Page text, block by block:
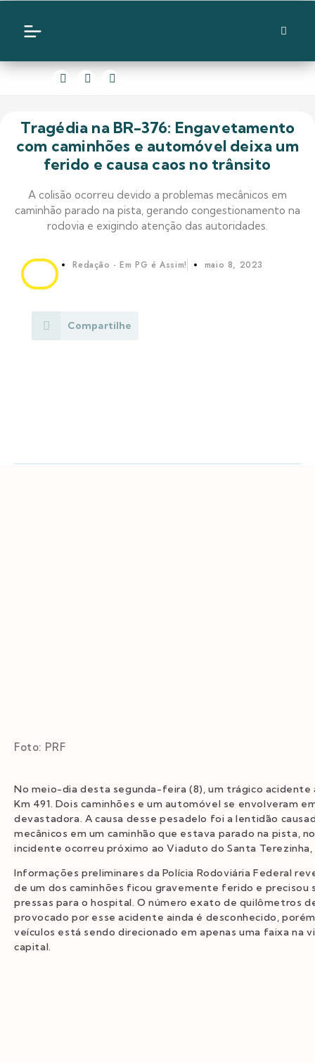
Tragédia na BR-376: Engavetamento
com caminhões e automóvel deixa um
ferido e causa caos no trânsito
A colisão ocorreu devido a problemas mecânicos em
caminhão parado na pista, gerando congestionamento na
rodovia e exigindo atenção das autoridades.
Redação - Em PG é Assim! maio 8, 2023
Compartilhe
Foto: PRF
No meio-dia desta segunda-feira (8), um trágico acidente
Km 491. Dois caminhões e um automóvel se envolveram
devastadora. A causa desse pesadelo foi a lentidão
mecânicos em um caminhão que estava parado na pista,
incidente ocorreu próximo ao Viaduto do Santa
Informações preliminares da Polícia Rodoviária Federal
de um dos caminhões ficou gravemente ferido e precisou
pressas para o hospital. O número exato de quilômetros
provocado por esse acidente ainda é desconhecido,
veículos está sendo direcionado em apenas uma faixa na
capital.